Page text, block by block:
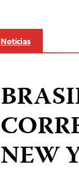
Notícias
NEW